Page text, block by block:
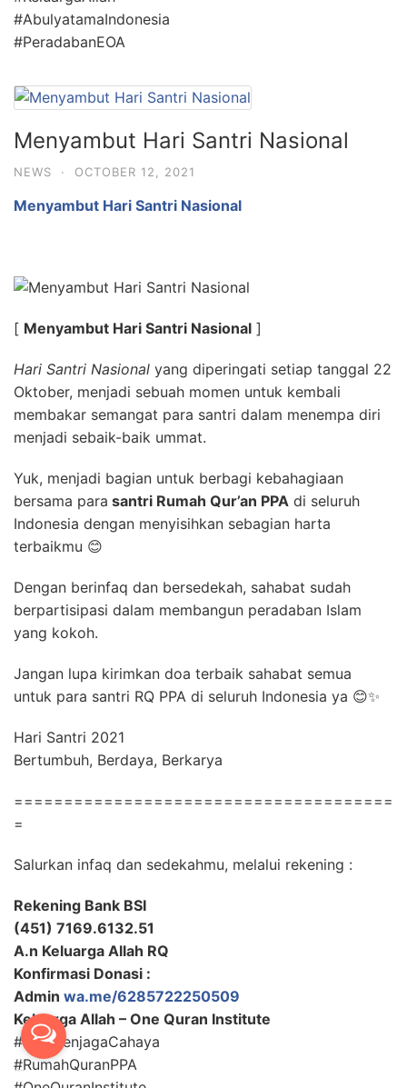
#AbulyatamaIndonesia
#PeradabanEOA
Menyambut Hari Santri Nasional
NEWS · OCTOBER 12, 2021
Menyambut Hari Santri Nasional
[ Menyambut Hari Santri Nasional ]
Hari Santri Nasional yang diperingati setiap tanggal 22
Oktober, menjadi sebuah momen untuk kembali
membakar semangat para santri dalam menempa diri
menjadi sebaik-baik ummat.
Yuk, menjadi bagian untuk berbagi kebahagiaan
bersama para santri Rumah Qur’an PPA di seluruh
Indonesia dengan menyisihkan sebagian harta
terbaikmu 😊
Dengan berinfaq dan bersedekah, sahabat sudah
berpartisipasi dalam membangun peradaban Islam
yang kokoh.
Jangan lupa kirimkan doa terbaik sahabat semua
untuk para santri RQ PPA di seluruh Indonesia ya 😊✨
Hari Santri 2021
Bertumbuh, Berdaya, Berkarya
======================================
=
Salurkan infaq dan sedekahmu, melalui rekening :
Rekening Bank BSI
(451) 7169.6132.51
A.n Keluarga Allah RQ
Konfirmasi Donasi :
Admin wa.me/6285722250509
Keluarga Allah – One Quran Institute
#ParaPenjagaCahaya
#RumahQuranPPA